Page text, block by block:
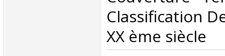
Classification
XX ème siècle‎